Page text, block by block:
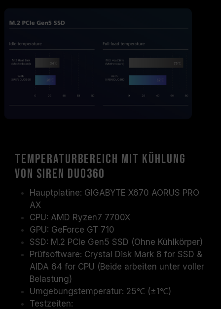
Temperaturbereich mit Kühlung
von SIREN DUO360
Hauptplatine: GIGABYTE X670 AORUS PRO
AX
CPU: AMD Ryzen7 7700X
GPU: GeForce GT 710
SSD: M.2 PCIe Gen5 SSD (Ohne Kühlkörper)
Prüfsoftware: Crystal Disk Mark 8 for SSD &
AIDA 64 for CPU (Beide arbeiten unter voller
Belastung)
Umgebungstemperatur: 25℃ (±1℃)
Testzeiten: